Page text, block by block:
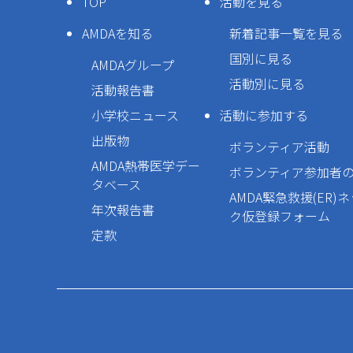
AMDAを知る
AMDAグループ
活動報告書
小学校ニュース
出版物
AMDA熱帯医学デー
タベース
年次報告書
定款
新着記事一覧を見る
国別に見る
活動別に見る
活動に参加する
ボランティア活動
ボランティア参加者
AMDA緊急救援(ER)
ク仮登録フォーム